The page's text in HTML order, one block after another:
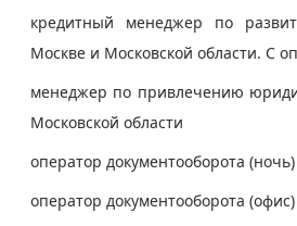
кредитный менеджер по
Москве и Московской области. С
менеджер по привлечению
Московской области
оператор документооборота
оператор документооборота (офис)